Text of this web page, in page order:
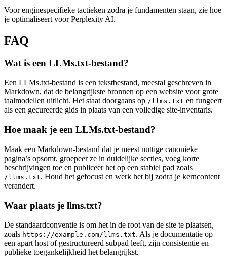
Voor enginespecifieke tactieken zodra je fundamenten staan, zie hoe
je optimaliseert voor Perplexity AI.
FAQ
Wat is een LLMs.txt‑bestand?
Een LLMs.txt‑bestand is een tekstbestand, meestal geschreven in
Markdown, dat de belangrijkste bronnen op een website voor grote
taalmodellen uitlicht. Het staat doorgaans op /llms.txt en fungeert
als een gecureerde gids in plaats van een volledige site‑inventaris.
Hoe maak je een LLMs.txt‑bestand?
Maak een Markdown‑bestand dat je meest nuttige canonieke
pagina’s opsomt, groepeer ze in duidelijke secties, voeg korte
beschrijvingen toe en publiceer het op een stabiel pad zoals
/llms.txt. Houd het gefocust en werk het bij zodra je kerncontent
verandert.
Waar plaats je llms.txt?
De standaardconventie is om het in de root van de site te plaatsen,
zoals https://example.com/llms.txt. Als je documentatie op
een apart host of gestructureerd subpad leeft, zijn consistentie en
publieke toegankelijkheid het belangrijkst.